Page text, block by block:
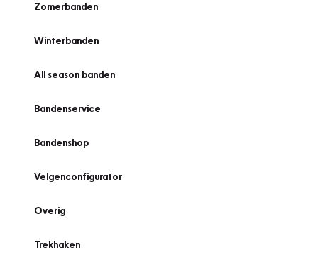
Zomerbanden
Winterbanden
All season banden
Bandenservice
Bandenshop
Velgenconfigurator
Overig
Trekhaken